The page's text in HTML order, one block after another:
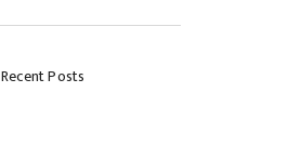
Recent Posts